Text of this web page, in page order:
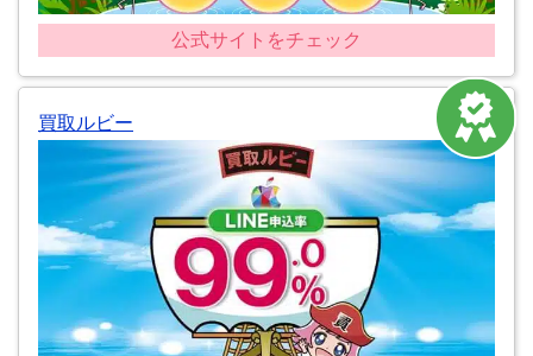
公式サイトをチェック
買取ルビー